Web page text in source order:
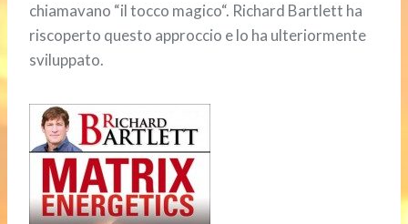
chiamavano “il tocco magico“. Richard Bartlett ha
riscoperto questo approccio e lo ha ulteriormente
sviluppato.